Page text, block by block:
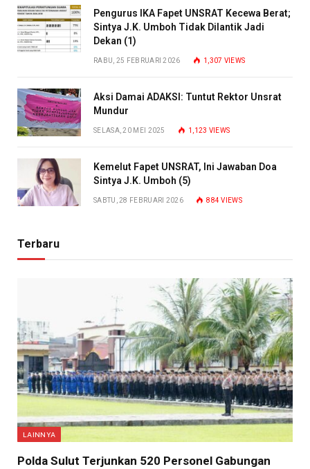
Pengurus IKA Fapet UNSRAT Kecewa Berat;
Sintya J.K. Umboh Tidak Dilantik Jadi
Dekan (1)
RABU, 25 FEBRUARI 2026 1,307 VIEWS
Aksi Damai ADAKSI: Tuntut Rektor Unsrat
Mundur
SELASA, 20 MEI 2025 1,123 VIEWS
Kemelut Fapet UNSRAT, Ini Jawaban Doa
Sintya J.K. Umboh (5)
SABTU, 28 FEBRUARI 2026 884VIEWS
Terbaru
LAINNYA
​Polda Sulut Terjunkan 520 Personel Gabungan